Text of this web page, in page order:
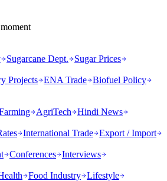
Sugarcane Dept.
Sugar Prices
Projects ENA Trade Biofuel Policy
AgriTech
Hindi News
International Trade Export / Import
Conferences Interviews
Food Industry Lifestyle